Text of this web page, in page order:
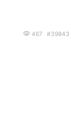
467 #39843